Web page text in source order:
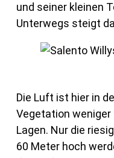
und seiner kleinen
Unterwegs steigt
Die Luft ist hier in
Vegetation
Lagen. Nur die
60 Meter hoch